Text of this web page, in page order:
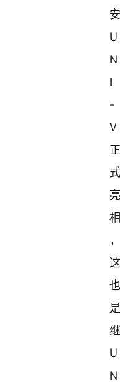
U
N
I
-
V
U
N